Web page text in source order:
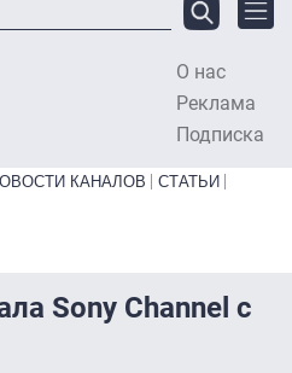
О нас
Реклама
Подписка
КАНАЛОВ
СТАТЬИ
Sony Channel с